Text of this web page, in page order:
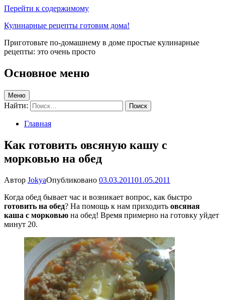
Перейти к содержимому
Кулинарные рецепты готовим дома!
Приготовьте по-домашнему в доме простые кулинарные
рецепты: это очень просто
Основное меню
Меню
Найти:
Главная
Как готовить овсяную кашу с
морковью на обед
Автор JokyaОпубликовано 03.03.201101.05.2011
Когда обед бывает час и возникает вопрос, как быстро
готовить на обед? На помощь к нам приходить овсяная
каша с морковью на обед! Время примерно на готовку уйдет
минут 20.